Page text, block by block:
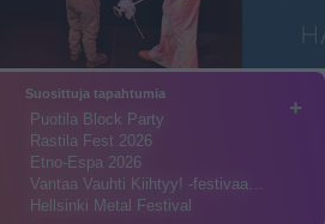
+
Suosittuja tapahtumia
Puotila Block Party
Rastila Fest 2026
Etno-Espa 2026
Vantaa Vauhti Kiihtyy! -festivaa…
Hellsinki Metal Festival